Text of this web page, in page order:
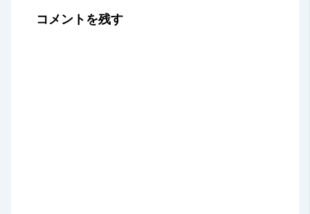
コメントを残す